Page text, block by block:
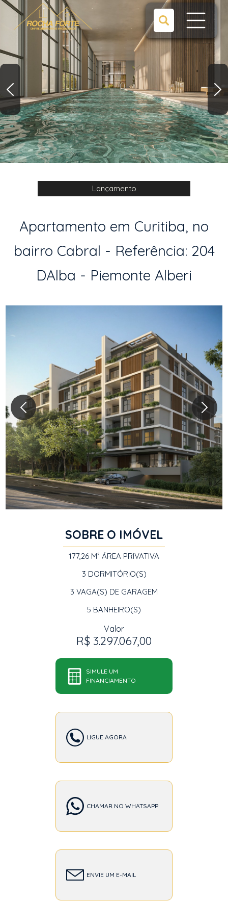
Lançamento
Apartamento em Curitiba, no
bairro Cabral - Referência: 204
DAlba - Piemonte Alberi
SOBRE O IMÓVEL
177,26 M² ÁREA PRIVATIVA
3 DORMITÓRIO(S)
3 VAGA(S) DE GARAGEM
5 BANHEIRO(S)
Valor
R$ 3.297.067,00
SIMULE UM
FINANCIAMENTO
LIGUE AGORA
CHAMAR NO WHATSAPP
ENVIE UM E-MAIL